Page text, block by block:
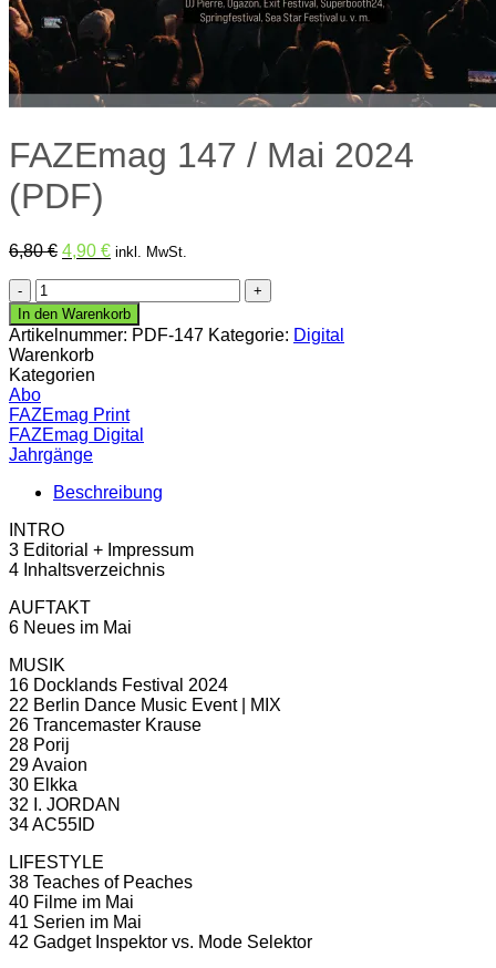
FAZEmag 147 / Mai 2024
(PDF)
6,80€ Ursprünglicher
6,80 €
4,90 €Aktueller
4,90 €.
inkl. MwSt.
FAZEmag
147
/
Mai
2024
(PDF)
Menge
In den Warenkorb
Artikelnummer: PDF-147 Kategorie: Digital
Warenkorb
Kategorien
Abo
FAZEmag Print
FAZEmag Digital
Jahrgänge
Beschreibung
INTRO
3 Editorial + Impressum
4 Inhaltsverzeichnis
AUFTAKT
6 Neues im Mai
MUSIK
16 Docklands Festival 2024
22 Berlin Dance Music Event | MIX
26 Trancemaster Krause
28 Porij
29 Avaion
30 Elkka
32 I. JORDAN
34 AC55ID
LIFESTYLE
38 Teaches of Peaches
40 Filme im Mai
41 Serien im Mai
42 Gadget Inspektor vs. Mode Selektor